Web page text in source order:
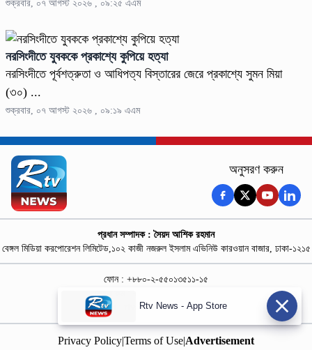
শুক্রবার, ০৭ আগস্ট ২০২৬ , ০৯:২৫ এএম
নরসিংদীতে যুবককে প্রকাশ্যে কুপিয়ে হত্যা
নরসিংদীতে পূর্বশত্রুতা ও আধিপত্য বিস্তারের জেরে প্রকাশ্যে সুমন মিয়া
(৩০) ...
শুক্রবার, ০৭ আগস্ট ২০২৬ , ০৯:১৯ এএম
অনুসরণ করুন
প্রধান সম্পাদক : সৈয়দ আশিক রহমান
বেঙ্গল মিডিয়া করপোরেশন লিমিটেড,১০২ কাজী নজরুল ইসলাম এভিনিউ কারওয়ান বাজার, ঢাকা-১২১৫
ফোন : +৮৮০-২-৫৫০১৩৫১১-১৫
বিজ্ঞাপন :
rtvdigitalad@gmail.com
Privacy Policy|Terms of Use|Advertisement
Rtv News - App Store